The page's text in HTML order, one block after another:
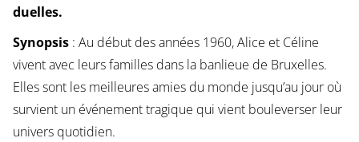
duelles.
Synopsis: Au début des années 1960, Alice et Céline
vivent avec leurs familles dans la banlieue de Bruxelles.
Elles sont les meilleures amies du monde jusqu’au jour où
survient un événement tragique qui vient bouleverser leur
univers quotidien.